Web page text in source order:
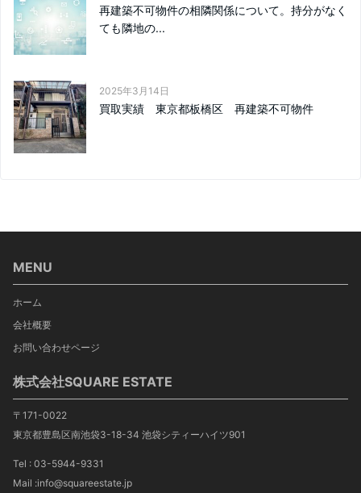
再建築不可物件の相隣関係について。持分がなく
ても隣地の...
2025年3月14日
買取実績 東京都板橋区 再建築不可物件
MENU
ホーム
会社概要
お問い合わせページ
株式会社SQUARE ESTATE
〒171-0022
東京都豊島区南池袋3-18-34 池袋シティーハイツ901
Tel : 03-5944-9331
Mail :info@squareestate.jp